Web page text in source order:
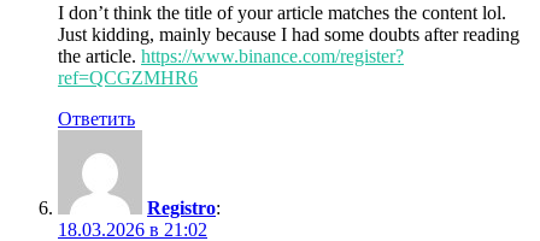
I don’t think the title of your article matches the content lol.
Just kidding, mainly because I had some doubts after reading
the article. https://www.binance.com/register?
ref=QCGZMHR6
Ответить
Registro:
18.03.2026 в 21:02